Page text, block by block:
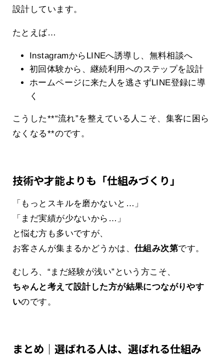
設計しています。
たとえば…
InstagramからLINEへ誘導し、無料相談へ
初回体験から、継続利用へのステップを設計
ホームページに来た人を逃さずLINE登録に導
く
こうした**“流れ”を整えている人こそ、集客に困ら
なくなる**のです。
技術や才能よりも「仕組みづくり」
「もっとスキルを磨かないと…」
「まだ実績が少ないから…」
と悩む方も多いですが、
お客さんが集まるかどうかは、仕組み次第です。
むしろ、“まだ経験が浅い”という方こそ、
ちゃんと考えて設計した方が結果につながりやす
いのです。
まとめ｜選ばれる人は、選ばれる仕組み